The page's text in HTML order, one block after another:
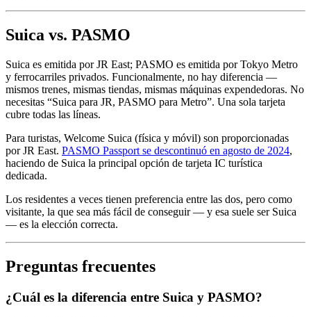
Suica vs. PASMO
Suica es emitida por JR East; PASMO es emitida por Tokyo Metro
y ferrocarriles privados. Funcionalmente, no hay diferencia —
mismos trenes, mismas tiendas, mismas máquinas expendedoras. No
necesitas “Suica para JR, PASMO para Metro”. Una sola tarjeta
cubre todas las líneas.
Para turistas, Welcome Suica (física y móvil) son proporcionadas
por JR East. PASMO Passport se descontinuó en agosto de 2024,
haciendo de Suica la principal opción de tarjeta IC turística
dedicada.
Los residentes a veces tienen preferencia entre las dos, pero como
visitante, la que sea más fácil de conseguir — y esa suele ser Suica
— es la elección correcta.
Preguntas frecuentes
¿Cuál es la diferencia entre Suica y PASMO?